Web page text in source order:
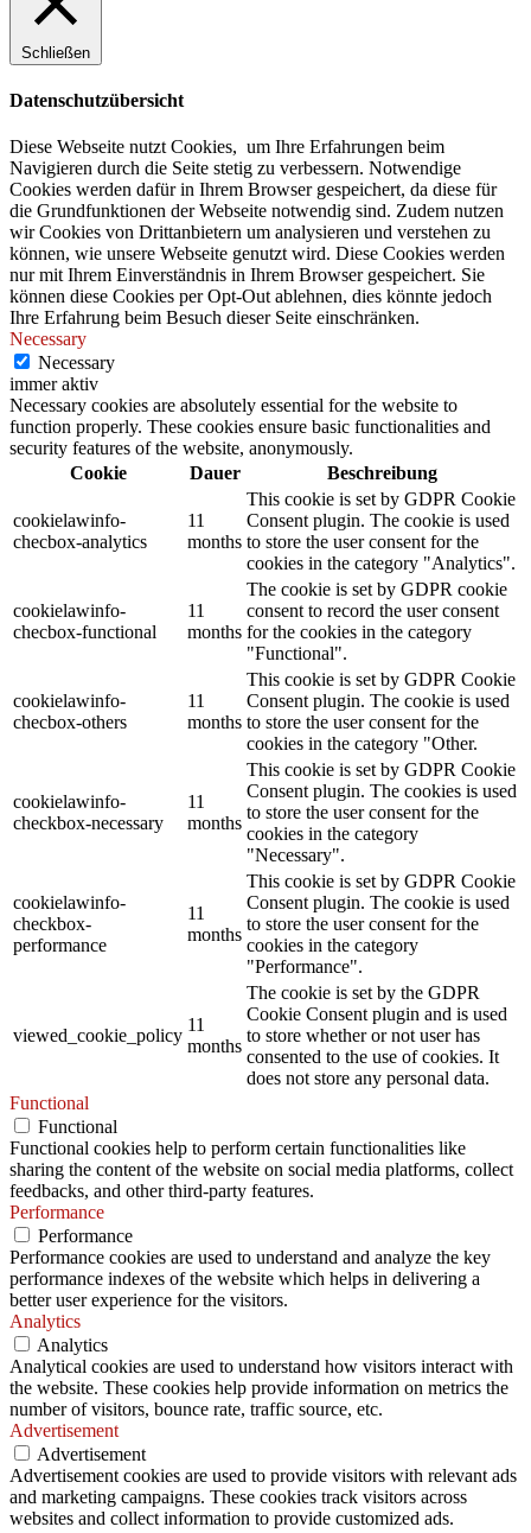
Schließen
Datenschutzübersicht
Diese Webseite nutzt Cookies, um Ihre Erfahrungen beim
Navigieren durch die Seite stetig zu verbessern. Notwendige
Cookies werden dafür in Ihrem Browser gespeichert, da diese für
die Grundfunktionen der Webseite notwendig sind. Zudem nutzen
wir Cookies von Drittanbietern um analysieren und verstehen zu
können, wie unsere Webseite genutzt wird. Diese Cookies werden
nur mit Ihrem Einverständnis in Ihrem Browser gespeichert. Sie
können diese Cookies per Opt-Out ablehnen, dies könnte jedoch
Ihre Erfahrung beim Besuch dieser Seite einschränken.
Necessary
Necessary
immer aktiv
Necessary cookies are absolutely essential for the website to
function properly. These cookies ensure basic functionalities and
security features of the website, anonymously.
Cookie
Dauer Beschreibung
cookielawinfo-
checbox-analytics
11
months
This cookie is set by GDPR Cookie
Consent plugin. The cookie is used
to store the user consent for the
cookies in the category "Analytics".
cookielawinfo-
checbox-functional
11
months
The cookie is set by GDPR cookie
consent to record the user consent
for the cookies in the category
"Functional".
cookielawinfo-
checbox-others
11
months
This cookie is set by GDPR Cookie
Consent plugin. The cookie is used
to store the user consent for the
cookies in the category "Other.
cookielawinfo-
checkbox-necessary
11
months
This cookie is set by GDPR Cookie
Consent plugin. The cookies is used
to store the user consent for the
cookies in the category
"Necessary".
cookielawinfo-
checkbox-
performance
11
months
This cookie is set by GDPR Cookie
Consent plugin. The cookie is used
to store the user consent for the
cookies in the category
"Performance".
viewed_cookie_policy
11
months
The cookie is set by the GDPR
Cookie Consent plugin and is used
to store whether or not user has
consented to the use of cookies. It
does not store any personal data.
Functional
Functional
Functional cookies help to perform certain functionalities like
sharing the content of the website on social media platforms, collect
feedbacks, and other third-party features.
Performance
Performance
Performance cookies are used to understand and analyze the key
performance indexes of the website which helps in delivering a
better user experience for the visitors.
Analytics
Analytics
Analytical cookies are used to understand how visitors interact with
the website. These cookies help provide information on metrics the
number of visitors, bounce rate, traffic source, etc.
Advertisement
Advertisement
Advertisement cookies are used to provide visitors with relevant ads
and marketing campaigns. These cookies track visitors across
websites and collect information to provide customized ads.